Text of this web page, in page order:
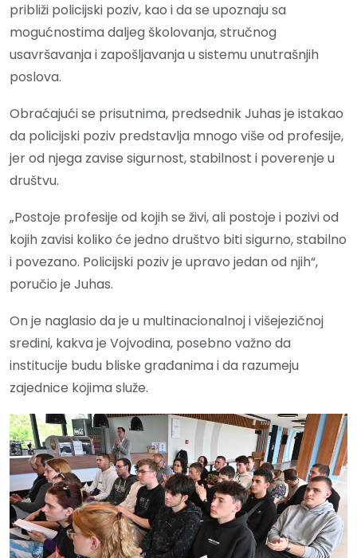
približi policijski poziv, kao i da se upoznaju sa
mogućnostima daljeg školovanja, stručnog
usavršavanja i zapošljavanja u sistemu unutrašnjih
poslova.
Obraćajući se prisutnima, predsednik Juhas je istakao
da policijski poziv predstavlja mnogo više od profesije,
jer od njega zavise sigurnost, stabilnost i poverenje u
društvu.
„Postoje profesije od kojih se živi, ali postoje i pozivi od
kojih zavisi koliko će jedno društvo biti sigurno, stabilno
i povezano. Policijski poziv je upravo jedan od njih“,
poručio je Juhas.
On je naglasio da je u multinacionalnoj i višejezičnoj
sredini, kakva je Vojvodina, posebno važno da
institucije budu bliske građanima i da razumeju
zajednice kojima služe.